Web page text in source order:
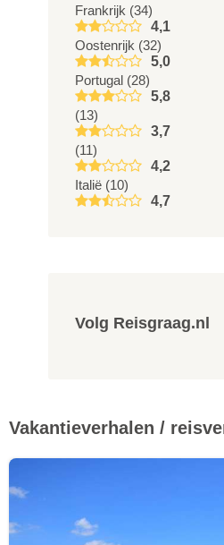
Frankrijk (34)
4,1
Oostenrijk (32)
5,0
Portugal (28)
5,8
(13)
3,7
(11)
4,2
Italië (10)
4,7
Volg Reisgraag.nl
Vakantieverhalen /